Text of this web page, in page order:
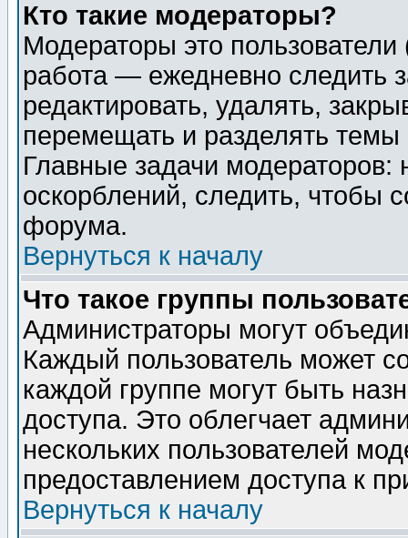
Кто такие модераторы?
Модераторы это
работа — ежедневно следить
редактировать, удалять,
перемещать и разделять
Главные задачи
оскорблений, следить, чтобы
форума.
Вернуться к началу
Что такое группы
Администраторы могут
Каждый пользователь может
каждой группе могут быть
доступа. Это облегчает
нескольких пользователей
предоставлением доступа к
Вернуться к началу